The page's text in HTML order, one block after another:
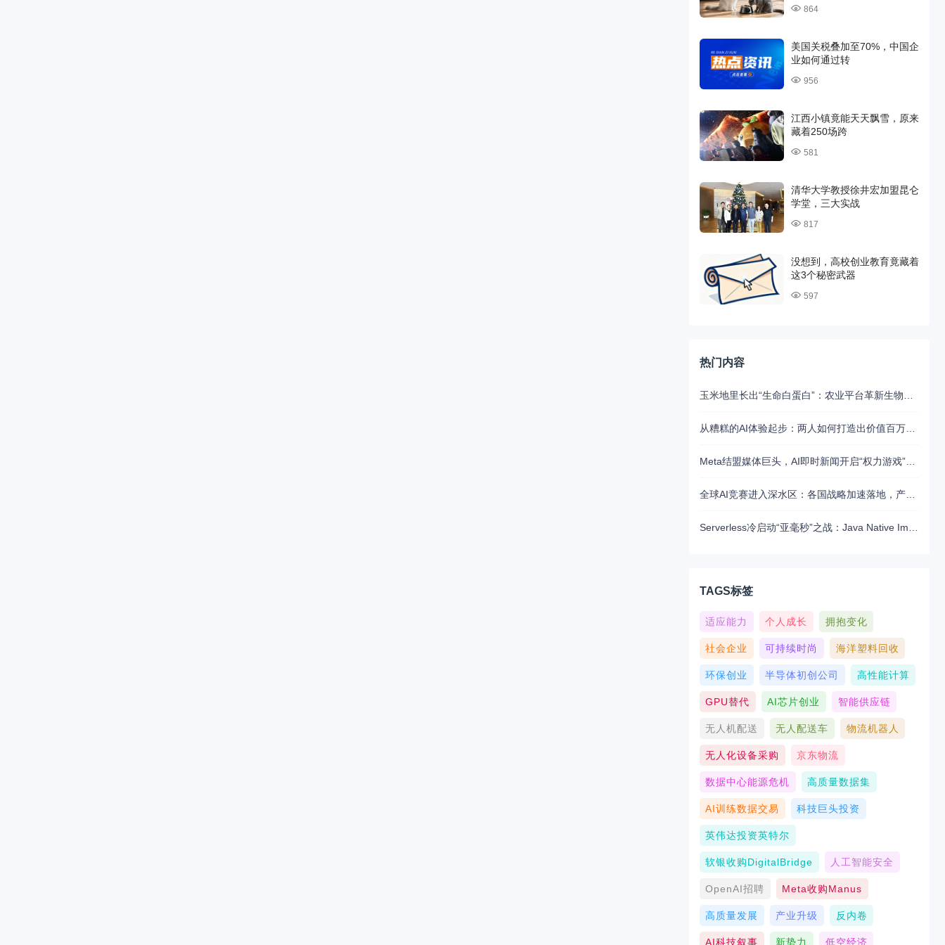
864
美国关税叠加至70%，中国企
业如何通过转
956
江西小镇竟能天天飘雪，原来
藏着250场跨
581
清华大学教授徐井宏加盟昆仑
学堂，三大实战
817
没想到，高校创业教育竟藏着
这3个秘密武器
597
热门内容
从糟糕的AI体验起步：两人如何打造出价值百万美元的UX写作助手
Meta结盟媒体巨头，AI即时新闻开启“权力游戏”新江湖
全球AI竞赛进入深水区：各国战略加速落地，产业融合与算力争夺白热化
TAGS标签
适应能力 个人成长 拥抱变化
社会企业 可持续时尚 海洋塑料回收
环保创业 半导体初创公司 高性能计算
GPU替代 AI芯片创业 智能供应链
无人机配送 无人配送车 物流机器人
无人化设备采购 京东物流
数据中心能源危机 高质量数据集
AI训练数据交易 科技巨头投资
英伟达投资英特尔
软银收购DigitalBridge 人工智能安全
OpenAI招聘 Meta收购Manus
高质量发展 产业升级 反内卷
AI科技叙事 新势力 低空经济